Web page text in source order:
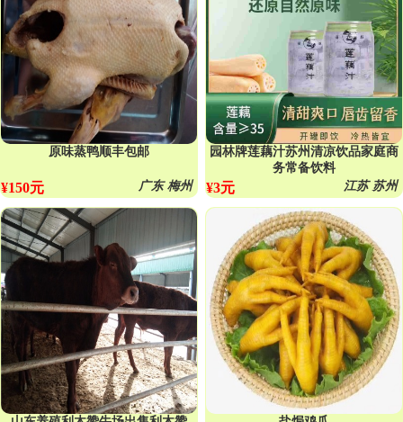
原味蒸鸭顺丰包邮
广东 梅州
¥150元
园林牌莲藕汁苏州清凉饮品家庭商
务常备饮料
江苏 苏州
¥3元